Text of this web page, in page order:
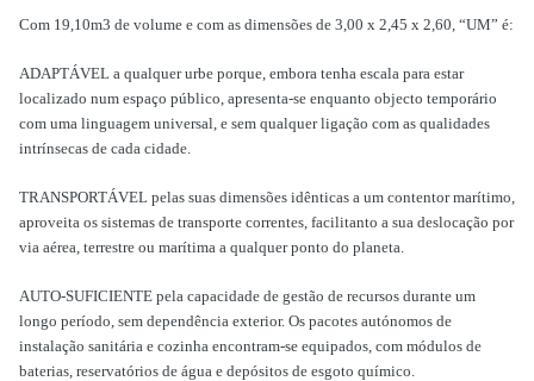
Com 19,10m3 de volume e com as dimensões de 3,00 x 2,45 x 2,60, “UM” é:
ADAPTÁVEL a qualquer urbe porque, embora tenha escala para estar
localizado num espaço público, apresenta-se enquanto objecto temporário
com uma linguagem universal, e sem qualquer ligação com as qualidades
intrínsecas de cada cidade.
TRANSPORTÁVEL pelas suas dimensões idênticas a um contentor marítimo,
aproveita os sistemas de transporte correntes, facilitanto a sua deslocação por
via aérea, terrestre ou marítima a qualquer ponto do planeta.
AUTO-SUFICIENTE pela capacidade de gestão de recursos durante um
longo período, sem dependência exterior. Os pacotes autónomos de
instalação sanitária e cozinha encontram-se equipados, com módulos de
baterias, reservatórios de água e depósitos de esgoto químico.